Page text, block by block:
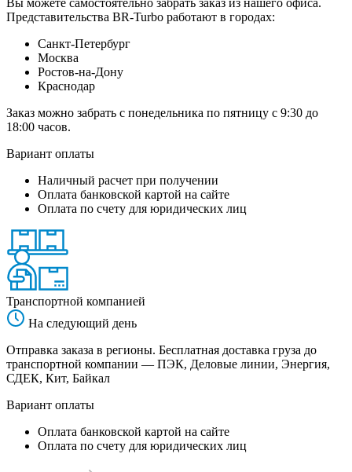
Вы можете самостоятельно забрать заказ из нашего офиса.
Представительства BR-Turbo работают в городах:
Санкт-Петербург
Москва
Ростов-на-Дону
Краснодар
Заказ можно забрать с понедельника по пятницу с 9:30 до
18:00 часов.
Вариант оплаты
Наличный расчет при получении
Оплата банковской картой на сайте
Оплата по счету для юридических лиц
Транспортной компанией
На следующий день
Отправка заказа в регионы. Бесплатная доставка груза до
транспортной компании — ПЭК, Деловые линии, Энергия,
СДЕК, Кит, Байкал
Вариант оплаты
Оплата банковской картой на сайте
Оплата по счету для юридических лиц